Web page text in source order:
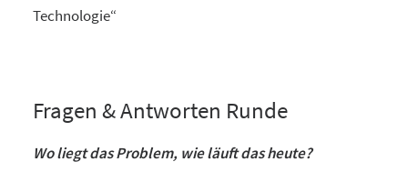
Technologie“
Fragen & Antworten Runde
Wo liegt das Problem, wie läuft das heute?